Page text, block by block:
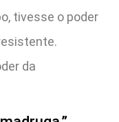
tivesse o poder
da